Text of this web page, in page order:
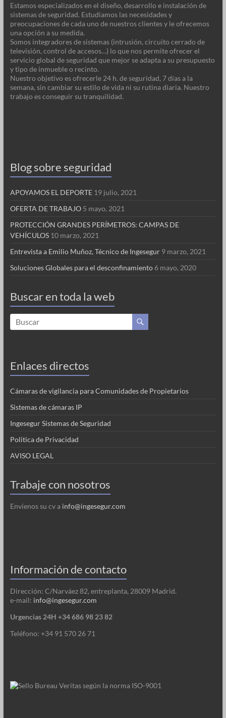
Estamos especializados en el diseño, desarrollo e instalación de
sistemas de seguridad. Estudiamos las necesidades y
preocupaciones de cada uno de nuestros clientes y le ofrecemos
una opción a su medida.
Somos integradores de sistemas (intrusión, circuito cerrado de
televisión, control de accesos…) lo que nos permite ofrecer el
servicio global de seguridad que mejor se adapta a su presupuesto
y tipo de inmueble o recinto.
Nuestro objetivo es ofrecerle 24 h. de seguridad, 7 días a la
semana, sin cambiar su estilo de vida ni su rutina diaria. Nuestro
trabajo es conseguir su tranquilidad.
Blog sobre seguridad
APOYAMOS EL DEPORTE 19 julio, 2021
OFERTA DE TRABAJO 5 mayo, 2021
PROTECCIÓN GRANDES PERÍMETROS: CAMPAS DE
VEHÍCULOS 10 marzo, 2021
Entrevista a Emilio Muñoz, Técnico de Ingesegur 9 marzo, 2021
Soluciones Globales para el desconfinamiento 6 mayo, 2020
Buscar en toda la web
Enlaces directos
Cámaras de vigilancia para Comunidades de Propietarios
Sistemas de cámaras IP
Ingesegur Sistemas de Seguridad
Politica de Privacidad
AVISO LEGAL
Trabaje con nosotros
Envíenos su cv a info@ingesegur.com
Información de contacto
Dirección: C/Narváez 82, entreplanta, 28009 Madrid.
e-mail: info@ingesegur.com
Urgencias 24H +34 686 98 23 82
Teléfono: +34 91 570 26 71